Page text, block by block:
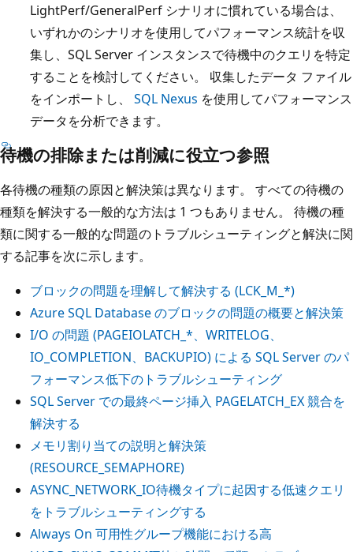
LightPerf/GeneralPerf シナリオに慣れている場合は、
いずれかのシナリオを使用してパフォーマンス統計を収
集し、SQL Server インスタンスで待機中のクエリを特定
することを検討してください。 収集したデータ ファイル
をインポートし、 SQL Nexus を使用してパフォーマンス
データを分析できます。
待機の排除または削減に役立つ参照
各待機の種類の原因と解決策は異なります。 すべての待機の
種類を解決する一般的な方法は 1 つもありません。 待機の種
類に関する一般的な問題のトラブルシューティングと解決に関
する記事を次に示します。
ブロックの問題を理解して解決する (LCK_M_*)
Azure SQL Database のブロックの問題の概要と解決策
I/O の問題 (PAGEIOLATCH_*、WRITELOG、
IO_COMPLETION、BACKUPIO) による SQL Server のパ
フォーマンス低下のトラブルシューティング
SQL Server での最終ページ挿入 PAGELATCH_EX 競合を
解決する
メモリ割り当ての説明と解決策
(RESOURCE_SEMAPHORE)
ASYNC_NETWORK_IO待機タイプに起因する低速クエリ
をトラブルシューティングする
Always On 可用性グループ機能における高